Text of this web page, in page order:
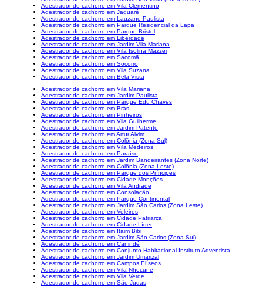
Adestrador de cachorro em Vila Clementino
Adestrador de cachorro em Jaguaré
Adestrador de cachorro em Lauzane Paulista
Adestrador de cachorro em Parque Residencial da Lapa
Adestrador de cachorro em Parque Bristol
Adestrador de cachorro em Liberdade
Adestrador de cachorro em Jardim Vila Mariana
Adestrador de cachorro em Vila Isolina Mazzei
Adestrador de cachorro em Sacomã
Adestrador de cachorro em Socorro
Adestrador de cachorro em Vila Suzana
Adestrador de cachorro em Bela Vista
Adestrador de cachorro em Vila Mariana
Adestrador de cachorro em Jardim Paulista
Adestrador de cachorro em Parque Edu Chaves
Adestrador de cachorro em Brás
Adestrador de cachorro em Pinheiros
Adestrador de cachorro em Vila Guilherme
Adestrador de cachorro em Jardim Patente
Adestrador de cachorro em Artur Alvim
Adestrador de cachorro em Colônia (Zona Sul)
Adestrador de cachorro em Vila Medeiros
Adestrador de cachorro em Paraíso
Adestrador de cachorro em Jardim Bandeirantes (Zona Norte)
Adestrador de cachorro em Colônia (Zona Leste)
Adestrador de cachorro em Parque dos Príncipes
Adestrador de cachorro em Cidade Monções
Adestrador de cachorro em Vila Andrade
Adestrador de cachorro em Consolação
Adestrador de cachorro em Parque Continental
Adestrador de cachorro em Jardim São Carlos (Zona Leste)
Adestrador de cachorro em Veleiros
Adestrador de cachorro em Cidade Patriarca
Adestrador de cachorro em Cidade Líder
Adestrador de cachorro em Itaim Bibi
Adestrador de cachorro em Jardim São Carlos (Zona Sul)
Adestrador de cachorro em Canindé
Adestrador de cachorro em Conjunto Habitacional Instituto Adventista
Adestrador de cachorro em Jardim Umarizal
Adestrador de cachorro em Campos Elíseos
Adestrador de cachorro em Vila Nhocune
Adestrador de cachorro em Vila Verde
Adestrador de cachorro em São Judas